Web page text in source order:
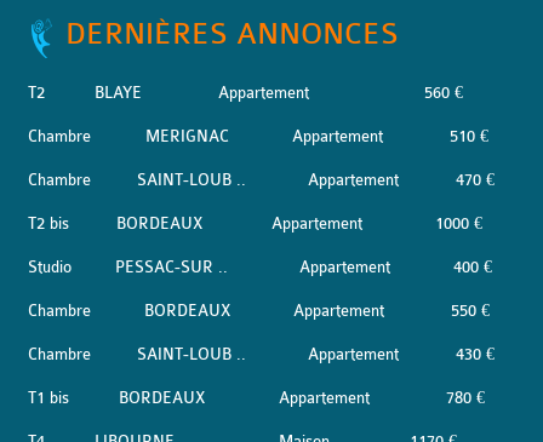
DERNIÈRES ANNONCES
T2 BLAYE Appartement 560 €
Chambre MERIGNAC Appartement 510 €
Chambre SAINT-LOUB .. Appartement 470 €
T2 bis BORDEAUX Appartement 1000 €
Studio PESSAC-SUR .. Appartement 400 €
Chambre BORDEAUX Appartement 550 €
Chambre SAINT-LOUB .. Appartement 430 €
T1 bis BORDEAUX Appartement 780 €